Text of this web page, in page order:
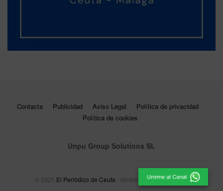
Contacta Publicidad Aviso Legal
Política de privacidad
Política de cookies
Unpu Group Solutions SL
© 2025 El Periódico de Ceuta - Medio de Comunicación